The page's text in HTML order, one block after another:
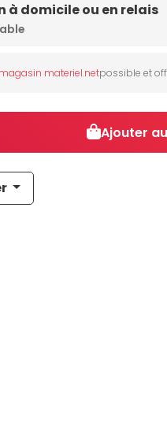
à domicile ou en relais
magasin materiel.netpossible et
Ajouter